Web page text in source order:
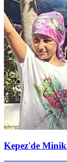
Kepez'de